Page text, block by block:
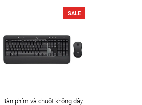
SALE
Bàn phím và chuột không dây